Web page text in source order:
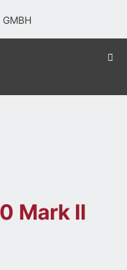
Mark II